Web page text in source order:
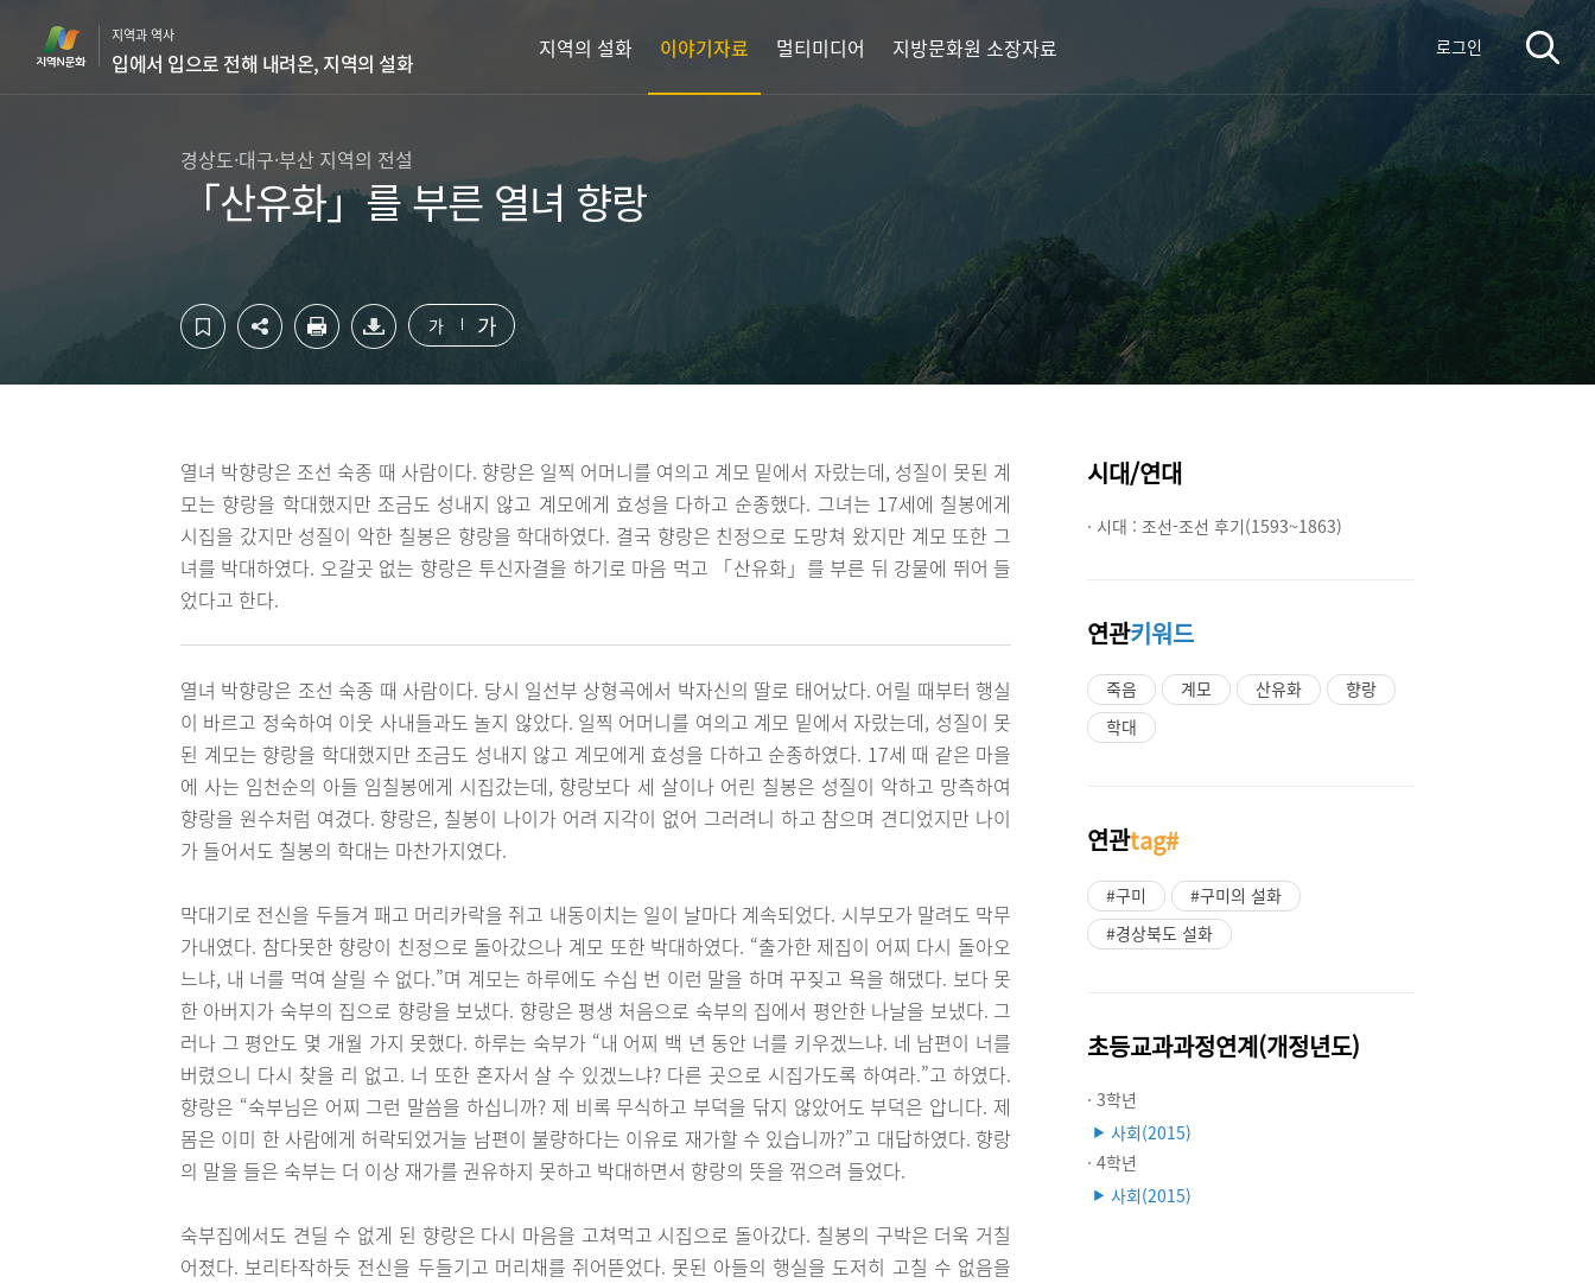
지역과 역사
입에서 입으로 전해 내려온, 지역의 설화
지역의 설화 이야기자료 멀티미디어 지방문화원 소장자료 로그인
경상도·대구·부산 지역의 전설
「산유화」를 부른 열녀 향랑
가 가
열녀 박향랑은 조선 숙종 때 사람이다. 향랑은 일찍 어머니를 여의고 계모 밑에서 자랐는데, 성질이 못된 계
모는 향랑을 학대했지만 조금도 성내지 않고 계모에게 효성을 다하고 순종했다. 그녀는 17세에 칠봉에게
시집을 갔지만 성질이 악한 칠봉은 향랑을 학대하였다. 결국 향랑은 친정으로 도망쳐 왔지만 계모 또한 그
녀를 박대하였다. 오갈곳 없는 향랑은 투신자결을 하기로 마음 먹고 「산유화」를 부른 뒤 강물에 뛰어 들
었다고 한다.
열녀 박향랑은 조선 숙종 때 사람이다. 당시 일선부 상형곡에서 박자신의 딸로 태어났다. 어릴 때부터 행실
이 바르고 정숙하여 이웃 사내들과도 놀지 않았다. 일찍 어머니를 여의고 계모 밑에서 자랐는데, 성질이 못
된 계모는 향랑을 학대했지만 조금도 성내지 않고 계모에게 효성을 다하고 순종하였다. 17세 때 같은 마을
에 사는 임천순의 아들 임칠봉에게 시집갔는데, 향랑보다 세 살이나 어린 칠봉은 성질이 악하고 망측하여
향랑을 원수처럼 여겼다. 향랑은, 칠봉이 나이가 어려 지각이 없어 그러려니 하고 참으며 견디었지만 나이
가 들어서도 칠봉의 학대는 마찬가지였다.
막대기로 전신을 두들겨 패고 머리카락을 쥐고 내동이치는 일이 날마다 계속되었다. 시부모가 말려도 막무
가내였다. 참다못한 향랑이 친정으로 돌아갔으나 계모 또한 박대하였다. “출가한 제집이 어찌 다시 돌아오
느냐, 내 너를 먹여 살릴 수 없다.”며 계모는 하루에도 수십 번 이런 말을 하며 꾸짖고 욕을 해댔다. 보다 못
한 아버지가 숙부의 집으로 향랑을 보냈다. 향랑은 평생 처음으로 숙부의 집에서 평안한 나날을 보냈다. 그
러나 그 평안도 몇 개월 가지 못했다. 하루는 숙부가 “내 어찌 백 년 동안 너를 키우겠느냐. 네 남편이 너를
버렸으니 다시 찾을 리 없고. 너 또한 혼자서 살 수 있겠느냐? 다른 곳으로 시집가도록 하여라.”고 하였다.
향랑은 “숙부님은 어찌 그런 말씀을 하십니까? 제 비록 무식하고 부덕을 닦지 않았어도 부덕은 압니다. 제
몸은 이미 한 사람에게 허락되었거늘 남편이 불량하다는 이유로 재가할 수 있습니까?”고 대답하였다. 향랑
의 말을 들은 숙부는 더 이상 재가를 권유하지 못하고 박대하면서 향랑의 뜻을 꺾으려 들었다.
숙부집에서도 견딜 수 없게 된 향랑은 다시 마음을 고쳐먹고 시집으로 돌아갔다. 칠봉의 구박은 더욱 거칠
어졌다. 보리타작하듯 전신을 두들기고 머리채를 쥐어뜯었다. 못된 아들의 행실을 도저히 고칠 수 없음을
시대/연대
· 시대 : 조선-조선 후기(1593~1863)
연관키워드
죽음 계모 산유화
향랑
학대
연관tag#
#구미
#구미의 설화
#경상북도 설화
초등교과과정연계(개정년도)
· 3학년
▶ 사회(2015)
· 4학년
▶ 사회(2015)